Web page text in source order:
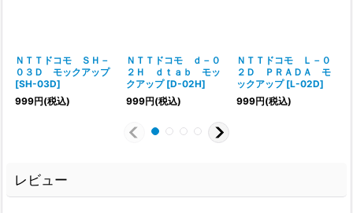
ＮＴＴドコモ ＳＨ－
０３Ｄ モックアップ
[SH-03D]
999円(税込)
ＮＴＴドコモ ｄ－０
２Ｈ ｄｔａｂ モッ
クアップ [D-02H]
999円(税込)
ＮＴＴドコモ Ｌ－０
２Ｄ ＰＲＡＤＡ モ
ックアップ [L-02D]
999円(税込)
レビュー